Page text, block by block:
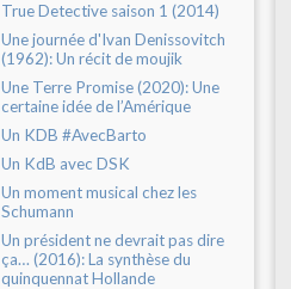
True Detective saison 1 (2014)
Une journée d'Ivan Denissovitch
(1962): Un récit de moujik
Une Terre Promise (2020): Une
certaine idée de l’Amérique
Un KDB #AvecBarto
Un KdB avec DSK
Un moment musical chez les
Schumann
Un président ne devrait pas dire
ça… (2016): La synthèse du
quinquennat Hollande